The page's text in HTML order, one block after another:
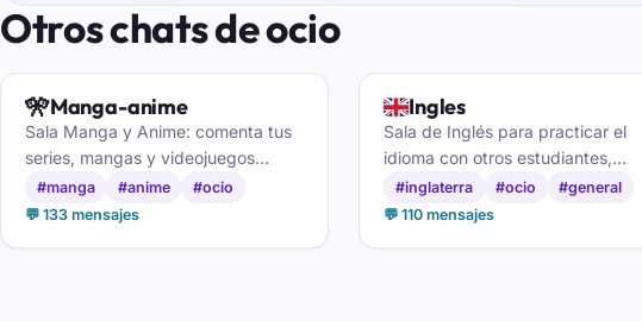
Otros chats de ocio
🎌Manga-anime
Sala Manga y Anime: comenta tus
series, mangas y videojuegos
favoritos, recomienda títulos y
encuentra otakus con tus mismos
#manga #anime
#ocio
💬 133 mensajes
🇬🇧Ingles
Sala de Inglés para practicar el
idioma con otros estudiantes,
resolver dudas y hablar con gente
que vive o ha vivido en países
#inglaterra #ocio
#general
💬 110 mensajes